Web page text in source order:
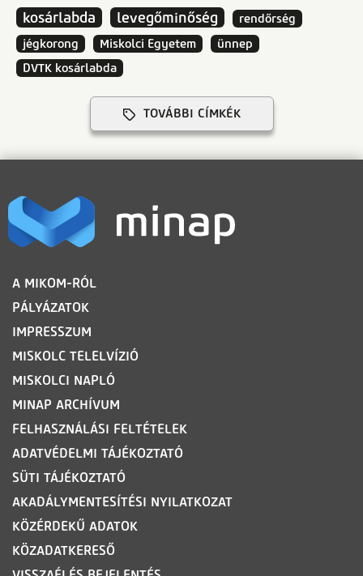
kosárlabda
levegőminőség
rendőrség
jégkorong
Miskolci Egyetem
ünnep
DVTK kosárlabda
TOVÁBBI CÍMKÉK
LÁBLÉC
A MIKOM-RÓL
PÁLYÁZATOK
IMPRESSZUM
MISKOLC TELELVÍZIÓ
MISKOLCI NAPLÓ
MINAP ARCHÍVUM
FELHASZNÁLÁSI FELTÉTELEK
ADATVÉDELMI TÁJÉKOZTATÓ
SÜTI TÁJÉKOZTATÓ
AKADÁLYMENTESÍTÉSI NYILATKOZAT
KÖZÉRDEKŰ ADATOK
KÖZADATKERESŐ